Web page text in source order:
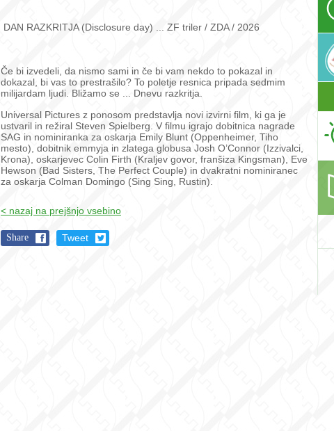
DAN RAZKRITJA (Disclosure day) ... ZF triler / ZDA / 2026
Če bi izvedeli, da nismo sami in če bi vam nekdo to pokazal in
dokazal, bi vas to prestrašilo? To poletje resnica pripada sedmim
milijardam ljudi. Bližamo se ... Dnevu razkritja.
Universal Pictures z ponosom predstavlja novi izvirni film, ki ga je
ustvaril in režiral Steven Spielberg. V filmu igrajo dobitnica nagrade
SAG in nominiranka za oskarja Emily Blunt (Oppenheimer, Tiho
mesto), dobitnik emmyja in zlatega globusa Josh O’Connor (Izzivalci,
Krona), oskarjevec Colin Firth (Kraljev govor, franšiza Kingsman), Eve
Hewson (Bad Sisters, The Perfect Couple) in dvakratni nominiranec
za oskarja Colman Domingo (Sing Sing, Rustin).
< nazaj na prejšnjo vsebino
Share Tweet